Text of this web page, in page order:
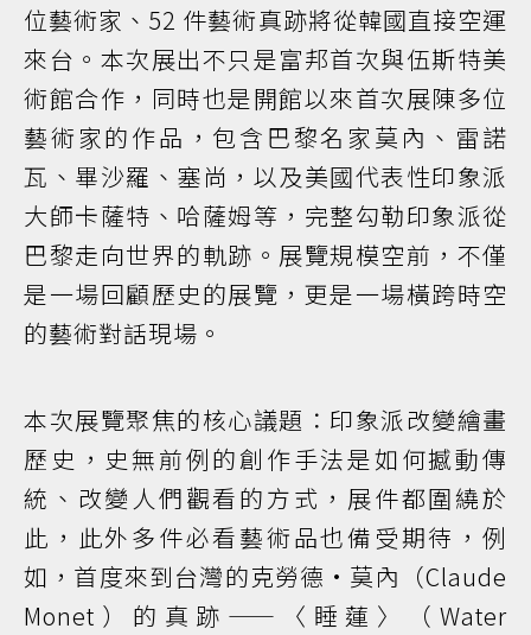
位藝術家、52 件藝術真跡將從韓國直接空運
來台。本次展出不只是富邦首次與伍斯特美
術館合作，同時也是開館以來首次展陳多位
藝術家的作品，包含巴黎名家莫內、雷諾
瓦、畢沙羅、塞尚，以及美國代表性印象派
大師卡薩特、哈薩姆等，完整勾勒印象派從
巴黎走向世界的軌跡。展覽規模空前，不僅
是一場回顧歷史的展覽，更是一場橫跨時空
的藝術對話現場。
本次展覽聚焦的核心議題：印象派改變繪畫
歷史，史無前例的創作手法是如何撼動傳
統、改變人們觀看的方式，展件都圍繞於
此，此外多件必看藝術品也備受期待，例
如，首度來到台灣的克勞德·莫內（Claude
Monet）的真跡——〈睡蓮〉（Water